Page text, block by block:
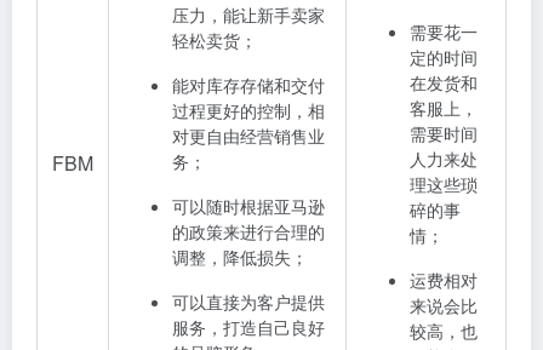
FBM
压力，能让新手卖家
轻松卖货；
能对库存存储和交付
过程更好的控制，相
对更自由经营销售业
务；
可以随时根据亚马逊
的政策来进行合理的
调整，降低损失；
可以直接为客户提供
服务，打造自己良好
需要花一
定的时间
在发货和
客服上，
需要时间
人力来处
理这些琐
碎的事
情；
运费相对
来说会比
较高，也